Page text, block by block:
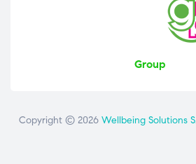
Group
Copyright © 2026 Wellbeing Solutions